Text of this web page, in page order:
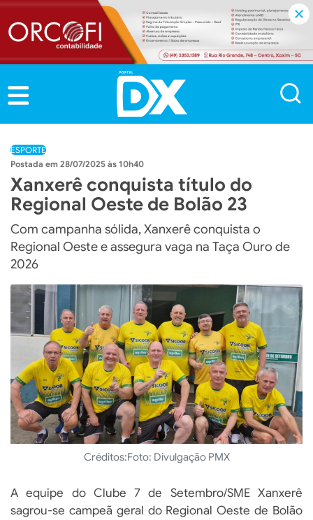
ESPORTE
28/07/2025 às 10h40
Xanxerê conquista título do
Regional Oeste de Bolão 23
Com campanha sólida, Xanxerê conquista o
Regional Oeste e assegura vaga na Taça Ouro de
2026
Créditos:Foto: Divulgação PMX
A equipe do Clube 7 de Setembro/SME Xanxerê
sagrou-se campeã geral do Regional Oeste de Bolão